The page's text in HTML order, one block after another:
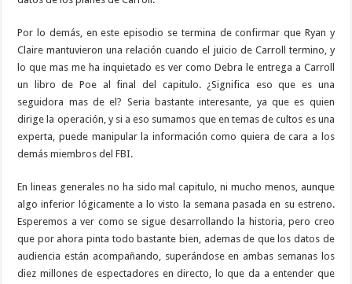
Por lo demás, en este episodio se termina de confirmar que Ryan y
Claire mantuvieron una relación cuando el juicio de Carroll termino, y
lo que mas me ha inquietado es ver como Debra le entrega a Carroll
un libro de Poe al final del capitulo. ¿Significa eso que es una
seguidora mas de el? Seria bastante interesante, ya que es quien
dirige la operación, y si a eso sumamos que en temas de cultos es una
experta, puede manipular la información como quiera de cara a los
demás miembros del FBI.
En lineas generales no ha sido mal capitulo, ni mucho menos, aunque
algo inferior lógicamente a lo visto la semana pasada en su estreno.
Esperemos a ver como se sigue desarrollando la historia, pero creo
que por ahora pinta todo bastante bien, ademas de que los datos de
audiencia están acompañando, superándose en ambas semanas los
diez millones de espectadores en directo, lo que da a entender que